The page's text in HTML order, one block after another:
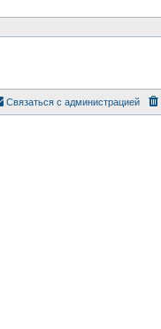
Связаться с администрацией